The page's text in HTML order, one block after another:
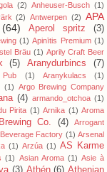
(2) Anheuser-Busch (1)
(2) Antwerpen (2) APA
(64) Aperol spritz (3)
(1) Apinītis Premium (1)
Bräu (1) Aprily Craft Beer
(5) Aranydurbincs (7)
(1) Aranykulacs
(1)
(1) Argo Brewing Company
(4) armando_otchoa (1)
Pirita (1) Arnika (1) Aroma
Co. (4)
Arrogant
Factory (1) Arsenal
(1) Arzúa (1) AS Karme
(1) Asian Aroma (1) Asie à
(3) Athén (6) Athenian